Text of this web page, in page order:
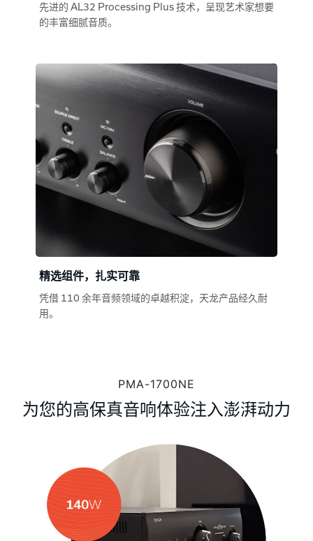
先进的 AL32 Processing Plus 技术，呈现艺术家想要
的丰富细腻音质。
精选组件，扎实可靠
凭借 110 余年音频领域的卓越积淀，天龙产品经久耐
用。
PMA-1700NE
为您的高保真音响体验注入澎湃动力